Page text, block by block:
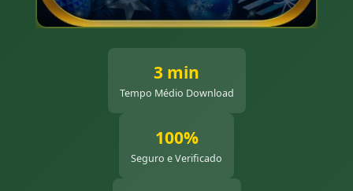
3 min
Tempo Médio Download
100%
Seguro e Verificado